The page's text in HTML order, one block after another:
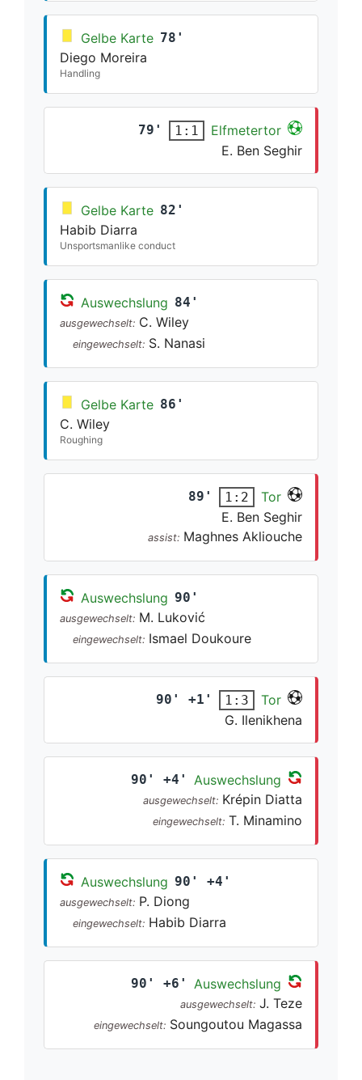
Gelbe Karte 78'
Diego Moreira
Handling
79' 1:1
Elfmetertor
E. Ben Seghir
Gelbe Karte 82'
Habib Diarra
Unsportsmanlike conduct
Auswechslung 84'
ausgewechselt: C. Wiley
eingewechselt: S. Nanasi
Gelbe Karte 86'
C. Wiley
Roughing
89' 1:2
Tor
E. Ben Seghir
assist: Maghnes Akliouche
Auswechslung 90'
ausgewechselt: M. Luković
eingewechselt: Ismael Doukoure
90' +1' 1:3
Tor
G. Ilenikhena
90' +4' Auswechslung
ausgewechselt: Krépin Diatta
eingewechselt: T. Minamino
Auswechslung 90' +4'
ausgewechselt: P. Diong
eingewechselt: Habib Diarra
90' +6' Auswechslung
ausgewechselt: J. Teze
eingewechselt: Soungoutou Magassa